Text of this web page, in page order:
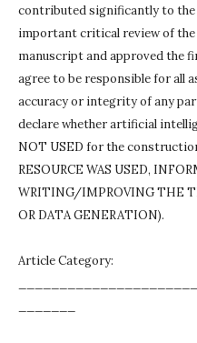
contributed significantly to
important critical review of
manuscript and approved the
agree to be responsible for all
accuracy or integrity of any
declare whether artificial
NOT USED for the
RESOURCE WAS USED,
WRITING/IMPROVING THE
OR DATA GENERATION).
Article Category: